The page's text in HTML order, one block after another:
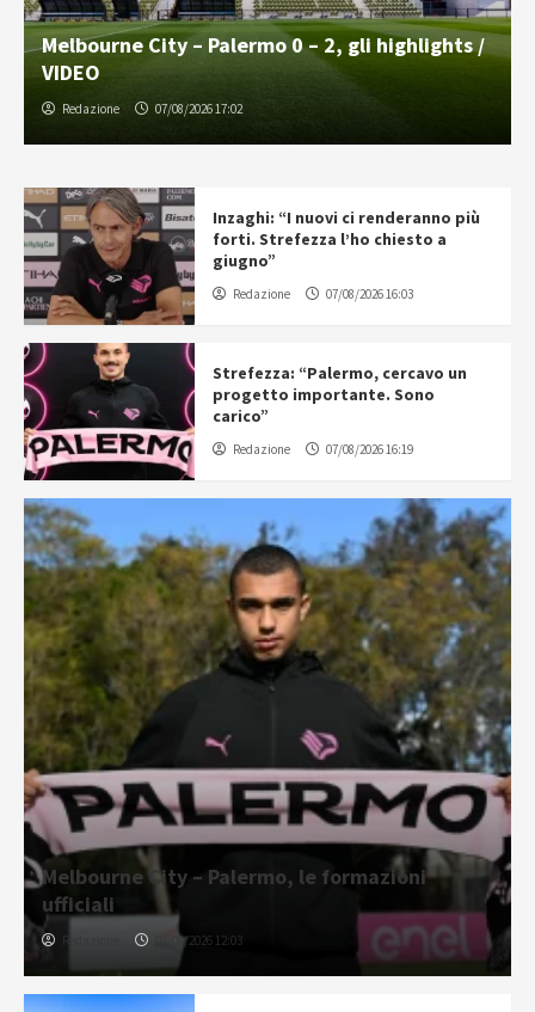
Melbourne City – Palermo 0 – 2, gli highlights /
VIDEO
Redazione 07/08/2026 17:02
Inzaghi: “I nuovi ci renderanno più
forti. Strefezza l’ho chiesto a
giugno”
Redazione 07/08/2026 16:03
Strefezza: “Palermo, cercavo un
progetto importante. Sono
carico”
Redazione 07/08/2026 16:19
Melbourne City – Palermo, le formazioni
ufficiali
07/08/2026 12:03